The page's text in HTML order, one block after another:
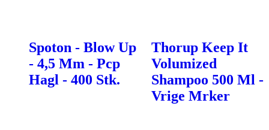
Spoton - Blow Up
- 4,5 Mm - Pcp
Hagl - 400 Stk.
Thorup Keep It
Volumized
Shampoo 500 Ml -
Vrige Mrker